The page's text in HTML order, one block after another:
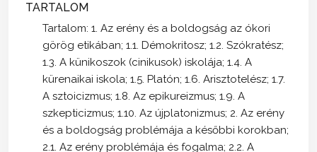
TARTALOM
Tartalom: 1. Az erény és a boldogság az ókori
görög etikában; 1.1. Démokritosz; 1.2. Szókratész;
1.3. A künikoszok (cinikusok) iskolája; 1.4. A
kürenaikai iskola; 1.5. Platón; 1.6. Arisztotelész; 1.7.
A sztoicizmus; 1.8. Az epikureizmus; 1.9. A
szkepticizmus; 1.10. Az újplatonizmus; 2. Az erény
és a boldogság problémája a későbbi korokban;
2.1. Az erény problémája és fogalma; 2.2. A